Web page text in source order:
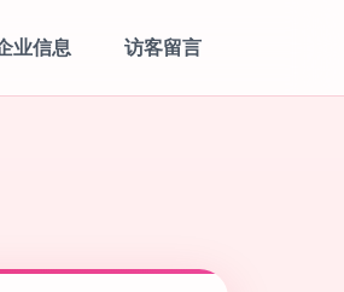
业信息 访客留言